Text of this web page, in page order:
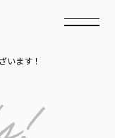
います！